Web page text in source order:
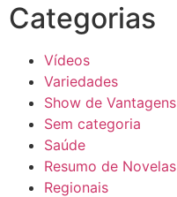
Categorias
Vídeos
Variedades
Show de Vantagens
Sem categoria
Saúde
Resumo de Novelas
Regionais